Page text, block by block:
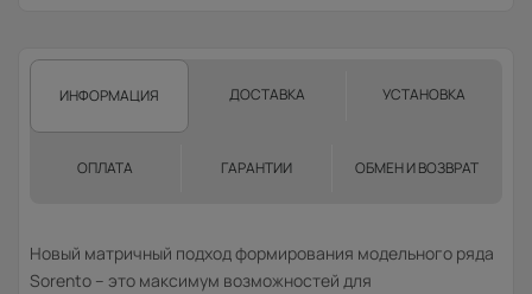
ИНФОРМАЦИЯ ДОСТАВКА УСТАНОВКА
ОПЛАТА ГАРАНТИИ ОБМЕН И ВОЗВРАТ
Новый матричный подход формирования модельного ряда
Sorento – это максимум возможностей для